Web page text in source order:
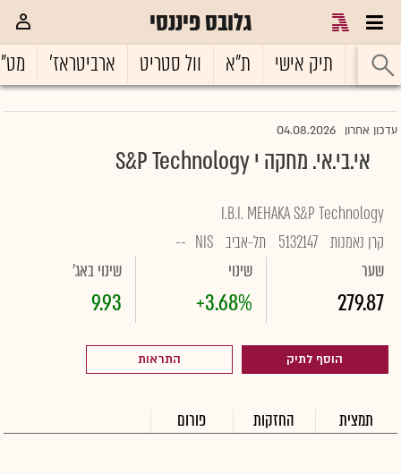
גלובס פיננסי
ראשי תיק אישי ת"א וול סטריט ארביטראז'
עדכון אחרון 04.08.2026
אי.בי.אי. מחקה י S&P Technology
I.B.I. MEHAKA S&P Technology
קרן נאמנות 5132147 תל-אביב NIS
--
שער
279.87
שינוי
+3.68%
שינוי באג'
9.93
הוסף לתיק התראות
תמצית החזקות פורום